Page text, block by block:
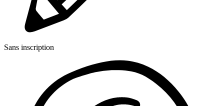
Sans inscription